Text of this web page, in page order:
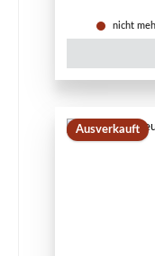
nicht
Ausverkauft